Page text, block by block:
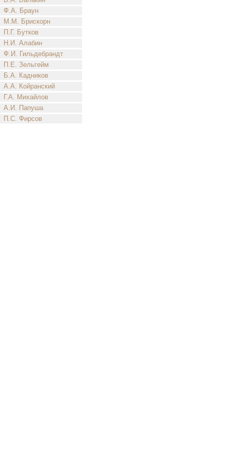
Ф.А. Браун
М.М. Брискорн
П.Г. Бутков
Н.И. Алабин
Ф.И. Гильдебрандт
П.Е. Зельгейм
Б.А. Кадников
А.А. Койранский
Г.А. Михайлов
А.И. Папуша
П.С. Фирсов